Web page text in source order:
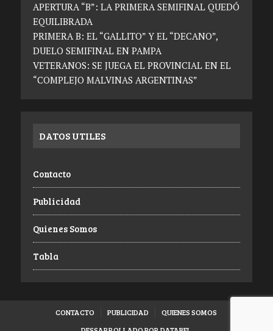
APERTURA “B”: LA PRIMERA SEMIFINAL QUEDÓ
EQUILIBRADA
PRIMERA B: EL “GALLITO” Y EL “DECANO”,
DUELO SEMIFINAL EN PAMPA
VETERANOS: SE JUEGA EL PROVINCIAL EN EL
“COMPLEJO MALVINAS ARGENTINAS”
DATOS UTILES
Contacto
Publicidad
Quienes Somos
Tabla
CONTACTO PUBLICIDAD
QUIENES SOMOS